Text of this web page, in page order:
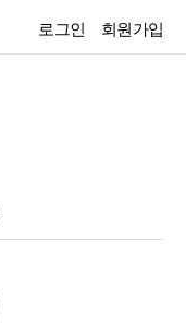
로그인 회원가입